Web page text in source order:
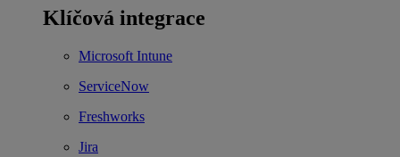
Klíčová integrace
Microsoft Intune
ServiceNow
Freshworks
Jira